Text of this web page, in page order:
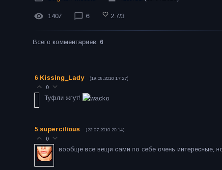
1407 6 2.7/3
Всего комментариев: 6
6 Kissing_Lady (19.08.2010 17:27)
0
Туфли жгут!
5 supercilious (22.07.2010 20:14)
0
вообще все вещи сами по себе очень интересные,